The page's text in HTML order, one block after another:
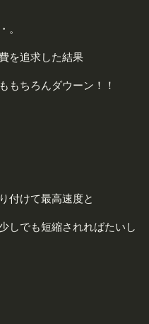
。
を追求した結果
もちろんダウーン！！
付けて最高速度と
しでも短縮されればたいし